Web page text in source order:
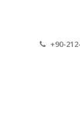
+90-